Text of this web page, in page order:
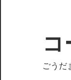
テ
ン
ツ
ごうだ